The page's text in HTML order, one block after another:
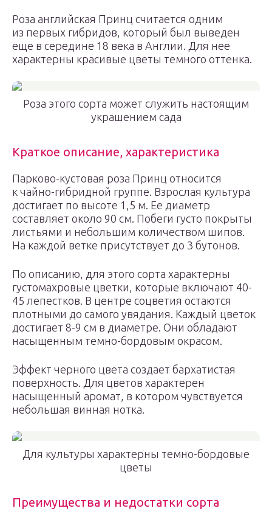
Роза английская Принц считается одним
из первых гибридов, который был выведен
еще в середине 18 века в Англии. Для нее
характерны красивые цветы темного оттенка.
Роза этого сорта может служить настоящим
украшением сада
Краткое описание, характеристика
Парково-кустовая роза Принц относится
к чайно-гибридной группе. Взрослая культура
достигает по высоте 1,5 м. Ее диаметр
составляет около 90 см. Побеги густо покрыты
листьями и небольшим количеством шипов.
На каждой ветке присутствует до 3 бутонов.
По описанию, для этого сорта характерны
густомахровые цветки, которые включают 40-
45 лепестков. В центре соцветия остаются
плотными до самого увядания. Каждый цветок
достигает 8-9 см в диаметре. Они обладают
насыщенным темно-бордовым окрасом.
Эффект черного цвета создает бархатистая
поверхность. Для цветов характерен
насыщенный аромат, в котором чувствуется
небольшая винная нотка.
Для культуры характерны темно-бордовые
цветы
Преимущества и недостатки сорта